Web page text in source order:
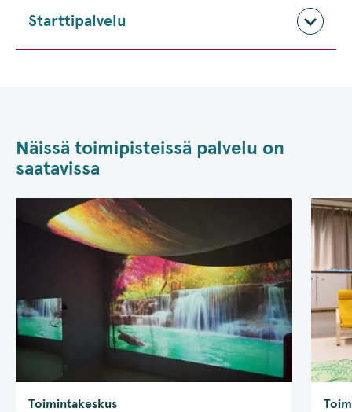
Starttipalvelu
Näissä toimipisteissä palvelu on
saatavissa
Toimintakeskus